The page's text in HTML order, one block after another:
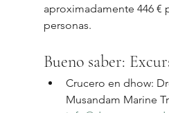
aproximadamente 446 €
personas.
Bueno saber:
Crucero en dhow:
Musandam Marine